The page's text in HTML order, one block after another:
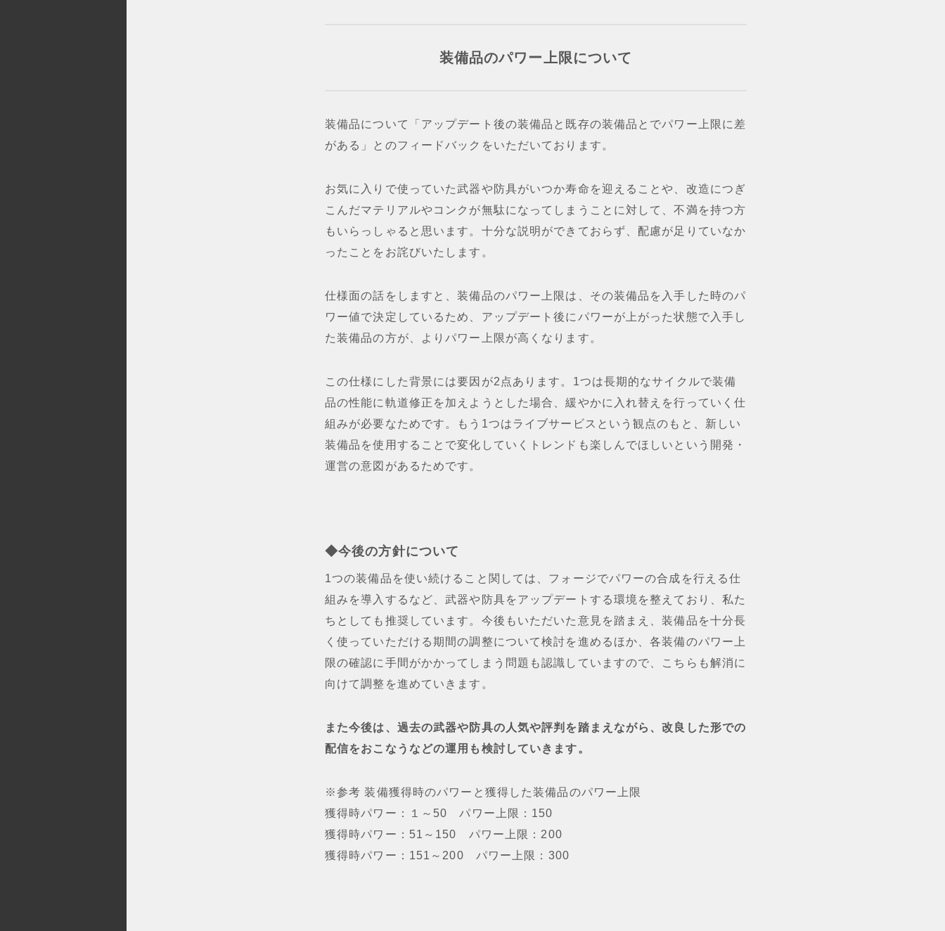
装備品のパワー上限について
装備品について「アップデート後の装備品と既存の装備品とでパワー上限に差
がある」とのフィードバックをいただいております。
お気に入りで使っていた武器や防具がいつか寿命を迎えることや、改造につぎ
こんだマテリアルやコンクが無駄になってしまうことに対して、不満を持つ方
もいらっしゃると思います。十分な説明ができておらず、配慮が足りていなか
ったことをお詫びいたします。
仕様面の話をしますと、装備品のパワー上限は、その装備品を入手した時のパ
ワー値で決定しているため、アップデート後にパワーが上がった状態で入手し
た装備品の方が、よりパワー上限が高くなります。
この仕様にした背景には要因が2点あります。1つは長期的なサイクルで装備
品の性能に軌道修正を加えようとした場合、緩やかに入れ替えを行っていく仕
組みが必要なためです。もう1つはライブサービスという観点のもと、新しい
装備品を使用することで変化していくトレンドも楽しんでほしいという開発・
運営の意図があるためです。
◆今後の方針について
1つの装備品を使い続けること関しては、フォージでパワーの合成を行える仕
組みを導入するなど、武器や防具をアップデートする環境を整えており、私た
ちとしても推奨しています。今後もいただいた意見を踏まえ、装備品を十分長
く使っていただける期間の調整について検討を進めるほか、各装備のパワー上
限の確認に手間がかかってしまう問題も認識していますので、こちらも解消に
向けて調整を進めていきます。
また今後は、過去の武器や防具の人気や評判を踏まえながら、改良した形での
配信をおこなうなどの運用も検討していきます。
※参考 装備獲得時のパワーと獲得した装備品のパワー上限
獲得時パワー：１～50 パワー上限：150
獲得時パワー：51～150 パワー上限：200
獲得時パワー：151～200 パワー上限：300